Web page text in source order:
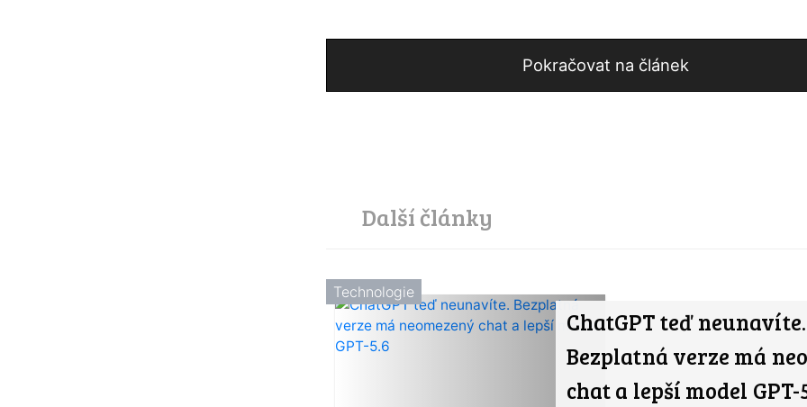
Pokračovat na článek
Další články
ChatGPT teď neunavíte.
Bezplatná verze má
chat a lepší model GPT-
Technologie